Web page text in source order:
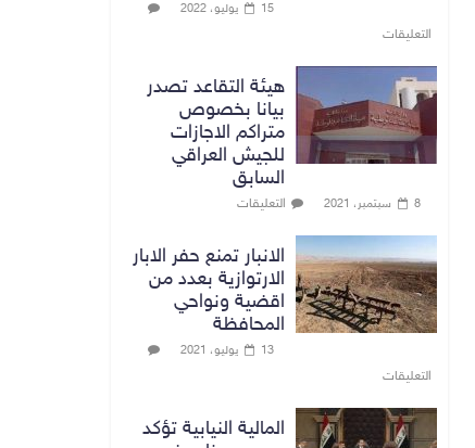
15 يوليو، 2022
التعليقات
هيئة التقاعد تصدر
بيانا بخصوص
متراكم الاجازات
للجيش العراقي
السابق
8 سبتمبر، 2021 التعليقات
الانبار تمنع حفر الابار
الارتوازية بعدد من
اقضية ونواحي
المحافظة
13 يوليو، 2021
التعليقات
المالية النيابية تؤكد